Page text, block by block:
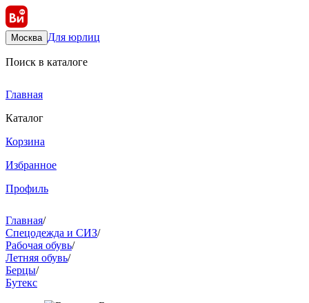
Москва Для юрлиц
Поиск в каталоге
Главная
Каталог
Корзина
Избранное
Профиль
Главная/
Спецодежда и СИЗ/
Рабочая обувь/
Летняя обувь/
Берцы/
Бутекс